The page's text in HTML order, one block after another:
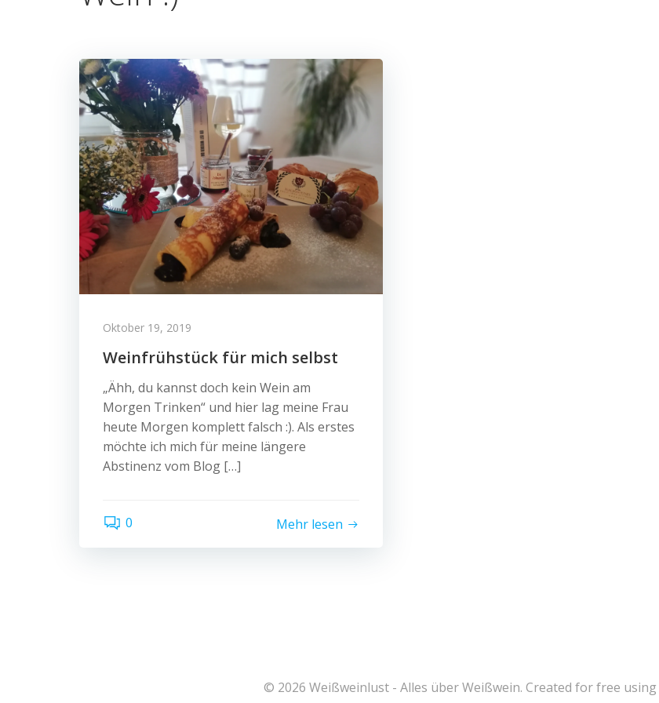
Oktober 19, 2019
Weinfrühstück für mich selbst
„Ähh, du kannst doch kein Wein am
Morgen Trinken“ und hier lag meine Frau
heute Morgen komplett falsch :). Als erstes
möchte ich mich für meine längere
Abstinenz vom Blog […]
0 Mehr lesen
© 2026 Weißweinlust - Alles über Weißwein. Created for free